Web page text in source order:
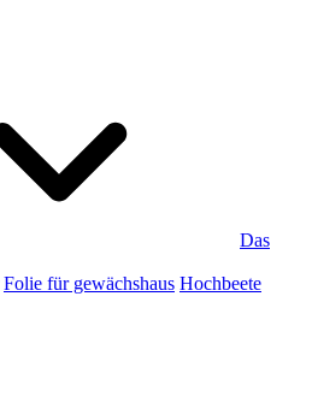
Das
Folie für gewächshaus Hochbeete